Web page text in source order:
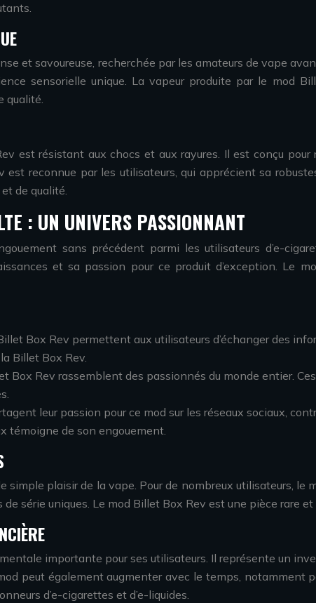
et savoureuse, recherchée par les amateurs de vape
sensorielle unique. La vapeur produite par le mod
qualité.
est résistant aux chocs et aux rayures. Il est conçu
reconnue par les utilisateurs, qui apprécient sa
de qualité.
: UN UNIVERS PASSIONNANT
sans précédent parmi les utilisateurs d’e-
et sa passion pour ce produit d’exception. Le
Box Rev permettent aux utilisateurs d’échanger des
Billet Box Rev.
Box Rev rassemblent des passionnés du monde entier.
leur passion pour ce mod sur les réseaux sociaux,
témoigne de son engouement.
simple plaisir de la vape. Pour de nombreux utilisateurs,
série uniques. Le mod Billet Box Rev est une pièce rare
importante pour ses utilisateurs. Il représente un
peut également augmenter avec le temps,
d’e-cigarettes et d’e-liquides.